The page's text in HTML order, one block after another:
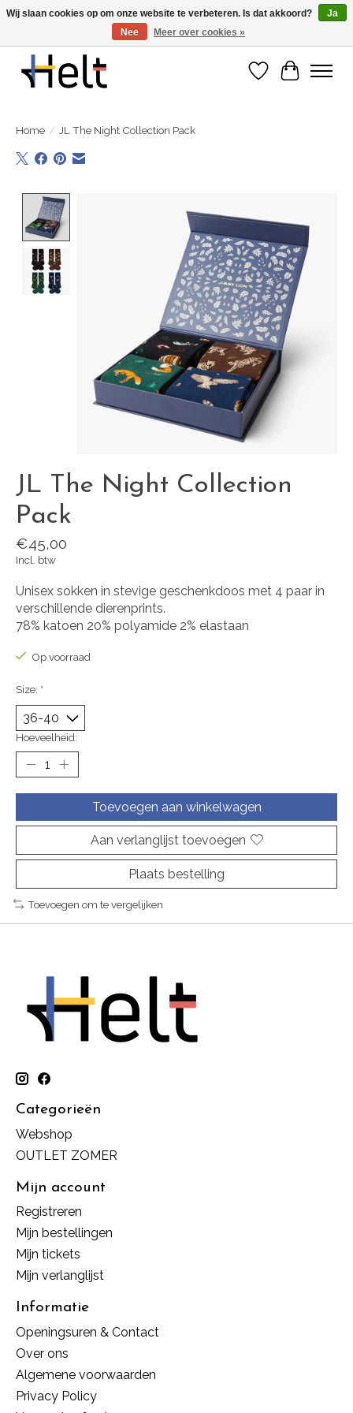
Ontdek de nieuwe collecties in store & online
Verlanglijst
Home / JL The Night Collection Pack
JL The Night Collection
Pack
€45,00
Incl. btw
Unisex sokken in stevige geschenkdoos met 4 paar in
verschillende dierenprints.
78% katoen 20% polyamide 2% elastaan
Op voorraad
Size: *
Hoeveelheid:
Toevoegen aan winkelwagen
Aan verlanglijst toevoegen
Plaats bestelling
Toevoegen om te vergelijken
Categorieën
Webshop
OUTLET ZOMER
Mijn account
Registreren
Mijn bestellingen
Mijn tickets
Mijn verlanglijst
Informatie
Openingsuren & Contact
Over ons
Algemene voorwaarden
Privacy Policy
Wij slaan cookies op om onze website te verbeteren. Is dat akkoord?
Ja
Nee
Meer over cookies »